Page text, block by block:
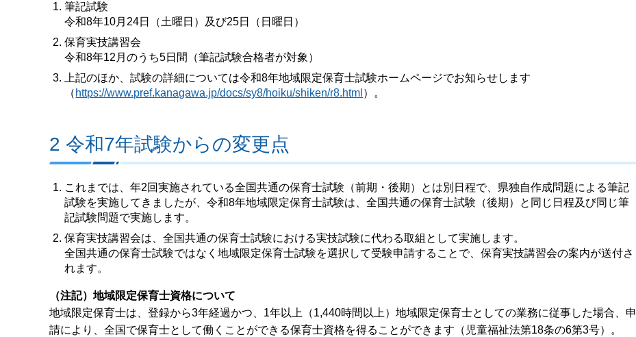
筆記試験
令和8年10月24日（土曜日）及び25日（日曜日）
保育実技講習会
令和8年12月のうち5日間（筆記試験合格者が対象）
上記のほか、試験の詳細については令和8年地域限定保育士試験ホームページでお知らせします
（ https://www.pref.kanagawa.jp/docs/sy8/hoiku/shiken/r8.html ）。
2 令和7年試験からの変更点
これまでは、年2回実施されている全国共通の保育士試験（前期・後期）とは別日程で、県独自作成問題による筆記
試験を実施してきましたが、令和8年地域限定保育士試験は、全国共通の保育士試験（後期）と同じ日程及び同じ筆
記試験問題で実施します。
保育実技講習会は、全国共通の保育士試験における実技試験に代わる取組として実施します。
全国共通の保育士試験ではなく地域限定保育士試験を選択して受験申請することで、保育実技講習会の案内が送付さ
れます。
（注記）地域限定保育士資格について
地域限定保育士は、登録から3年経過かつ、1年以上（1,440時間以上）地域限定保育士としての業務に従事した場合、申
請により、全国で保育士として働くことができる保育士資格を得ることができます（児童福祉法第18条の6第3号）。